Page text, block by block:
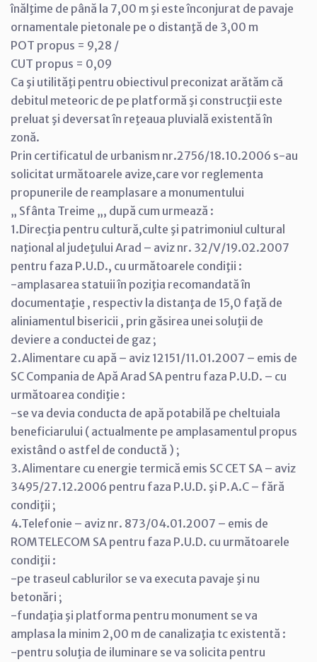
înălţime de până la 7,00 m şi este înconjurat de pavaje
ornamentale pietonale pe o distanţă de 3,00 m
POT propus = 9,28 /
CUT propus = 0,09
Ca şi utilităţi pentru obiectivul preconizat arătăm că
debitul meteoric de pe platformă şi construcţii este
preluat şi deversat în reţeaua pluvială existentă în
zonă.
Prin certificatul de urbanism nr.2756/18.10.2006 s-au
solicitat următoarele avize,care vor reglementa
propunerile de reamplasare a monumentului
„ Sfânta Treime „, după cum urmează :
1.Direcţia pentru cultură,culte şi patrimoniul cultural
naţional al judeţului Arad – aviz nr. 32/V/19.02.2007
pentru faza P.U.D., cu următoarele condiţii :
-amplasarea statuii în poziţia recomandată în
documentaţie , respectiv la distanţa de 15,0 faţă de
aliniamentul bisericii , prin găsirea unei soluţii de
deviere a conductei de gaz ;
2.Alimentare cu apă – aviz 12151/11.01.2007 – emis de
SC Compania de Apă Arad SA pentru faza P.U.D. – cu
următoarea condiţie :
-se va devia conducta de apă potabilă pe cheltuiala
beneficiarului ( actualmente pe amplasamentul propus
existând o astfel de conductă ) ;
3.Alimentare cu energie termică emis SC CET SA – aviz
3495/27.12.2006 pentru faza P.U.D. şi P.A.C – fără
condiţii ;
4.Telefonie – aviz nr. 873/04.01.2007 – emis de
ROMTELECOM SA pentru faza P.U.D. cu următoarele
condiţii :
-pe traseul cablurilor se va executa pavaje şi nu
betonări ;
-fundaţia şi platforma pentru monument se va
amplasa la minim 2,00 m de canalizaţia tc existentă :
-pentru soluţia de iluminare se va solicita pentru